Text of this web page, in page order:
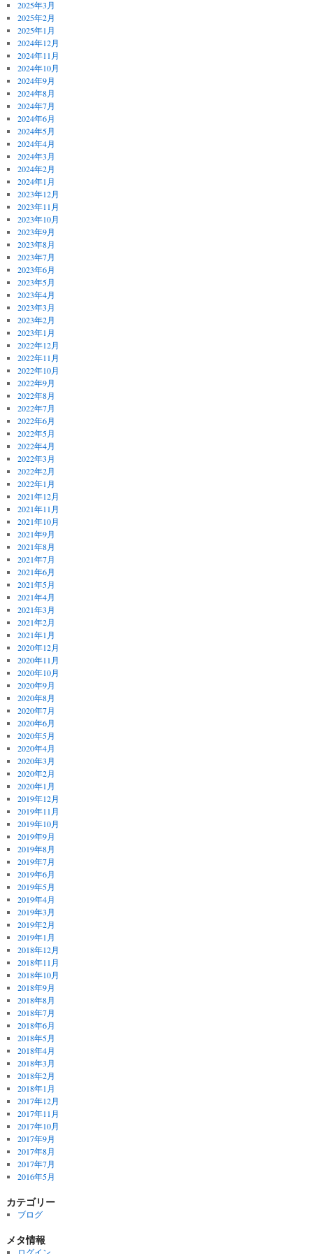
2025年3月
2025年2月
2025年1月
2024年12月
2024年11月
2024年10月
2024年9月
2024年8月
2024年7月
2024年6月
2024年5月
2024年4月
2024年3月
2024年2月
2024年1月
2023年12月
2023年11月
2023年10月
2023年9月
2023年8月
2023年7月
2023年6月
2023年5月
2023年4月
2023年3月
2023年2月
2023年1月
2022年12月
2022年11月
2022年10月
2022年9月
2022年8月
2022年7月
2022年6月
2022年5月
2022年4月
2022年3月
2022年2月
2022年1月
2021年12月
2021年11月
2021年10月
2021年9月
2021年8月
2021年7月
2021年6月
2021年5月
2021年4月
2021年3月
2021年2月
2021年1月
2020年12月
2020年11月
2020年10月
2020年9月
2020年8月
2020年7月
2020年6月
2020年5月
2020年4月
2020年3月
2020年2月
2020年1月
2019年12月
2019年11月
2019年10月
2019年9月
2019年8月
2019年7月
2019年6月
2019年5月
2019年4月
2019年3月
2019年2月
2019年1月
2018年12月
2018年11月
2018年10月
2018年9月
2018年8月
2018年7月
2018年6月
2018年5月
2018年4月
2018年3月
2018年2月
2018年1月
2017年12月
2017年11月
2017年10月
2017年9月
2017年8月
2017年7月
2016年5月
カテゴリー
ブログ
メタ情報